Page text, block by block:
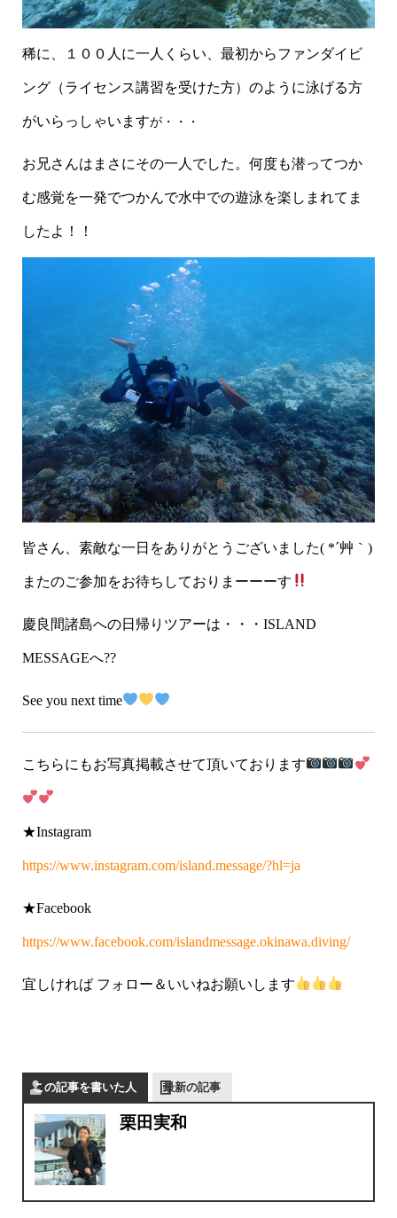
稀に、１００人に一人くらい、最初からファンダイビ
ング（ライセンス講習を受けた方）のように泳げる方
がいらっしゃいますが・・・
お兄さんはまさにその一人でした。何度も潜ってつか
む感覚を一発でつかんで水中での遊泳を楽しまれてま
したよ！！
皆さん、素敵な一日をありがとうございました( *´艸｀)
またのご参加をお待ちしておりまーーーす
慶良間諸島への日帰りツアーは・・・ISLAND
MESSAGEへ??
See you next time
こちらにもお写真掲載させて頂いております
★Instagram
https://www.instagram.com/island.message/?hl=ja
★Facebook
https://www.facebook.com/islandmessage.okinawa.diving/
宜しければ フォロー＆いいねお願いします
この記事を書いた人 最新の記事
栗田実和